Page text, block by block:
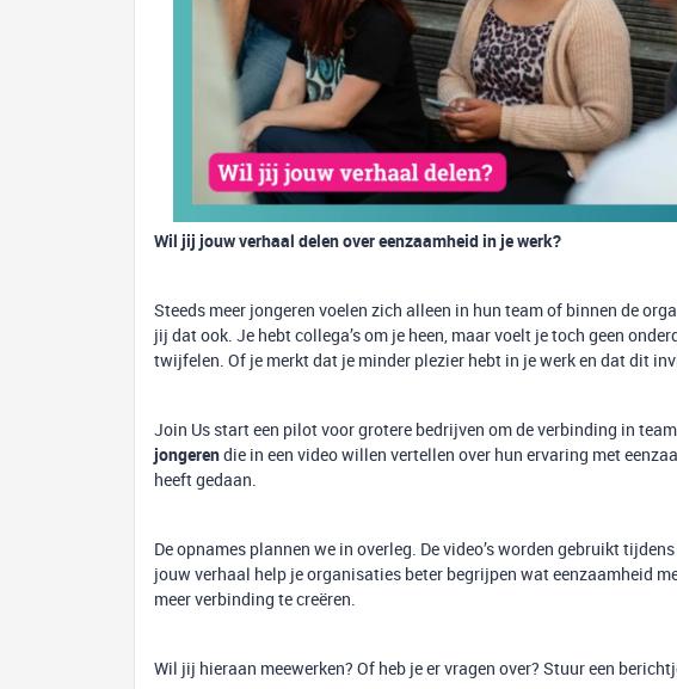
Wil jij jouw verhaal delen over eenzaamheid in je werk?
Steeds meer jongeren voelen zich alleen in hun team of binnen de
jij dat ook. Je hebt collega’s om je heen, maar voelt je toch geen
twijfelen. Of je merkt dat je minder plezier hebt in je werk en dat dit
Join Us start een pilot voor grotere bedrijven om de verbinding in
jongerendie in een video willen vertellen over hun ervaring met
heeft gedaan.
De opnames plannen we in overleg. De video’s worden gebruikt
jouw verhaal help je organisaties beter begrijpen wat eenzaamheid
meer verbinding te creëren.
Wil jij hieraan meewerken? Of heb je er vragen over? Stuur een